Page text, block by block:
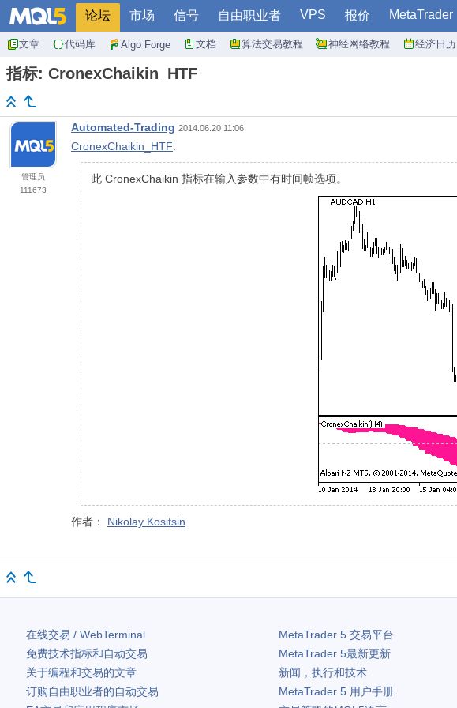
论坛 市场 信号 自由职业者 VPS 报价 MetaTrader
文章 代码库 Algo Forge 文档 算法交易教程 神经网络教程 经济日历
指标: CronexChaikin_HTF
管理员
111673
Automated-Trading 2014.06.20 11:06
CronexChaikin_HTF:
此 CronexChaikin 指标在输入参数中有时间帧选项。
作者： Nikolay Kositsin
在线交易 / WebTerminal
免费技术指标和自动交易
关于编程和交易的文章
订购自由职业者的自动交易
MetaTrader 5交易平台
MetaTrader 5最新更新
新闻，执行和技术
MetaTrader 5用户手册